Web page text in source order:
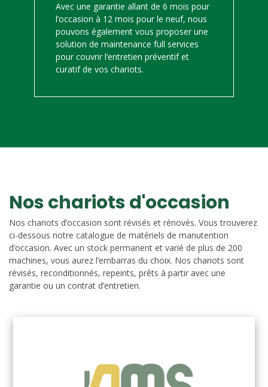
Avec une garantie allant de 6 mois pour
l’occasion à 12 mois pour le neuf, nous
pouvons également vous proposer une
solution de maintenance full services
pour couvrir l’entretien préventif et
curatif de vos chariots.
Nos chariots d'occasion
Nos chariots d’occasion sont révisés et rénovés. Vous trouverez
ci-dessous notre catalogue de matériels de manutention
d’occasion. Avec un stock permanent et varié de plus de 200
machines, vous aurez l’embarras du choix. Nos chariots sont
révisés, reconditionnés, repeints, prêts à partir avec une
garantie ou un contrat d’entretien.